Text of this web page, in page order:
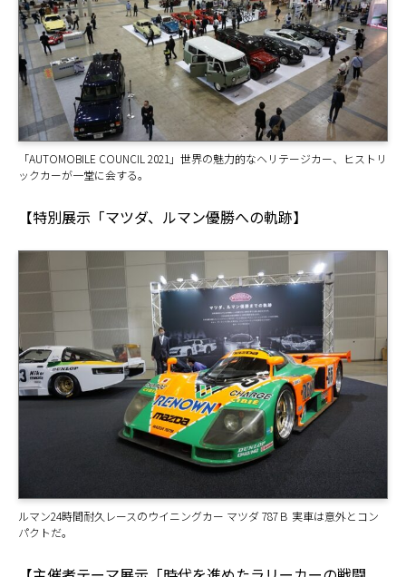
「AUTOMOBILE COUNCIL 2021」世界の魅力的なヘリテージカー、ヒストリ
ックカーが一堂に会する。
【特別展示「マツダ、ルマン優勝への軌跡】
ルマン24時間耐久レースのウイニングカー マツダ 787Ｂ 実車は意外とコン
パクトだ。